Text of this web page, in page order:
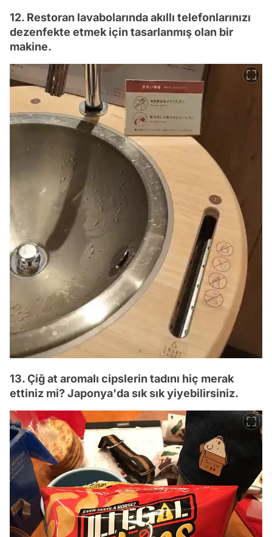
12. Restoran lavabolarında akıllı telefonlarınızı
dezenfekte etmek için tasarlanmış olan bir
makine.
13. Çiğ at aromalı cipslerin tadını hiç merak
ettiniz mi? Japonya'da sık sık yiyebilirsiniz.